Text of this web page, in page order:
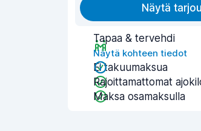
Näytä
Tapaa & tervehdi
Näytä kohteen tiedot
Ei takuumaksua
Rajoittamattomat
Maksa osamaksulla